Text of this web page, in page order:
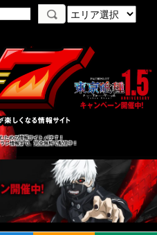
ための情報サイト パチ７！
シ情報まで、完全無料で配信中！